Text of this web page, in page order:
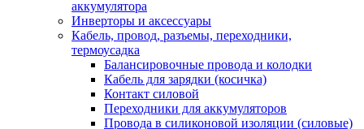
аккумулятора
Инверторы и аксессуары
Кабель, провод, разъемы, переходники,
термоусадка
Балансировочные провода и колодки
Кабель для зарядки (косичка)
Контакт силовой
Переходники для аккумуляторов
Провода в силиконовой изоляции (силовые)